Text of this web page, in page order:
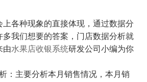
各种现象的直接体现，通过数据分
多我们想要的答案，门店数据分析就
由水果店收银系统研发公司小编为你
主要分析本月销售情况，本月销